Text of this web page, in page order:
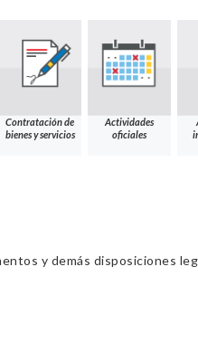
Contratación de
bienes y servicios
Actividades
oficiales
y demás disposiciones